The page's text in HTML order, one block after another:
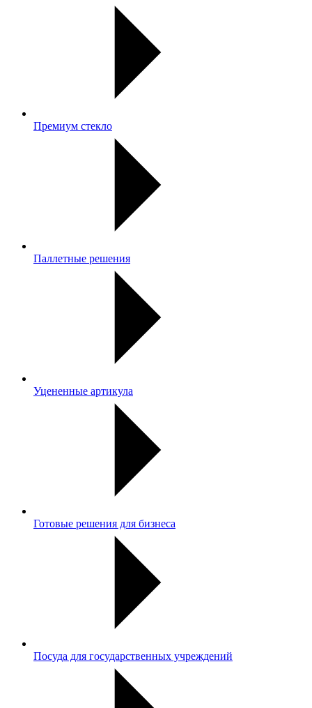
Премиум стекло
Паллетные решения
Уцененные артикула
Готовые решения для бизнеса
Посуда для государственных учреждений